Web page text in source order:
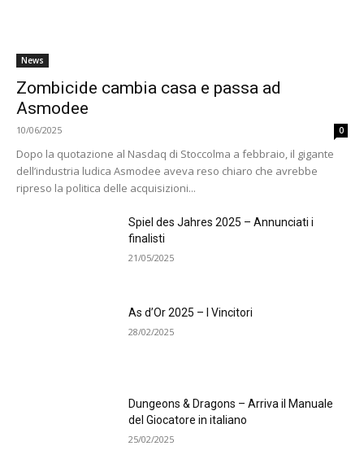
News
Zombicide cambia casa e passa ad
Asmodee
10/06/2025 0
Dopo la quotazione al Nasdaq di Stoccolma a febbraio, il gigante
dell’industria ludica Asmodee aveva reso chiaro che avrebbe
ripreso la politica delle acquisizioni...
Spiel des Jahres 2025 – Annunciati i
finalisti
21/05/2025
As d’Or 2025 – I Vincitori
28/02/2025
Dungeons & Dragons – Arriva il Manuale
del Giocatore in italiano
25/02/2025